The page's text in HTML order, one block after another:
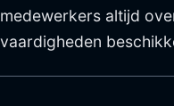
medewerkers altijd
vaardigheden